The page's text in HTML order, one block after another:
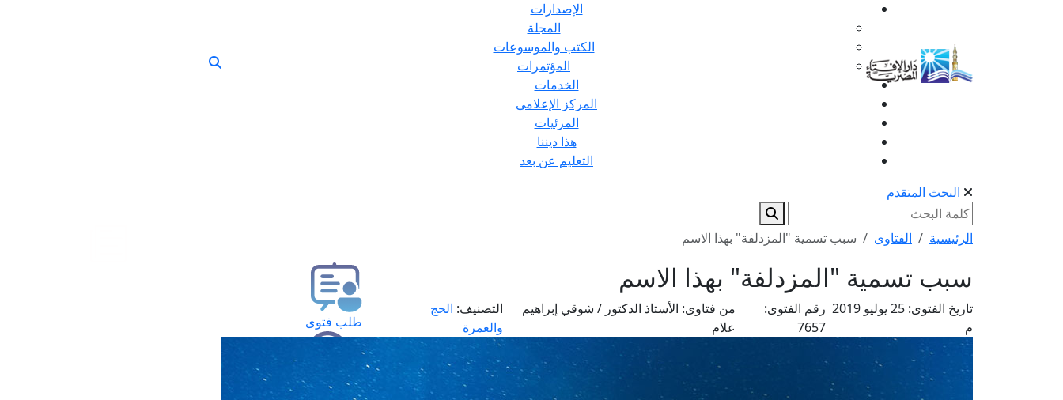
الإصدارات
المجلة
الكتب والموسوعات
المؤتمرات
الخدمات
المركز الإعلامى
المرئيات
هذا ديننا
التعليم عن بعد
البحث المتقدم
الرئيسية الفتاوى سبب تسمية "المزدلفة" بهذا الاسم
سبب تسمية "المزدلفة" بهذا الاسم
تاريخ الفتوى:
25 يوليو 2019
م
رقم الفتوى:
7657
من فتاوى: الأستاذ الدكتور / شوقي إبراهيم
علام
التصنيف: الحج
والعمرة
طلب فتوى
استعلام عن فتوى